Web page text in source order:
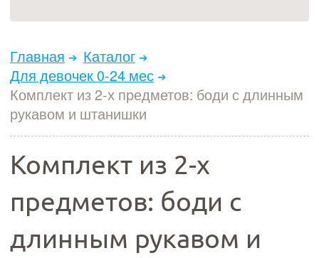
Главная
Каталог
Для девочек 0-24 мес
Комплект из 2-х предметов: боди с длинным
рукавом и штанишки
Комплект из 2-х
предметов: боди с
длинным рукавом и